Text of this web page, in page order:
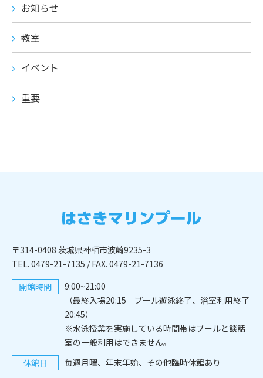
お知らせ
教室
イベント
重要
〒314-0408 茨城県神栖市波崎9235-3
TEL. 0479-21-7135 / FAX. 0479-21-7136
開館時間
9:00~21:00
（最終入場20:15 プール遊泳終了、浴室利用終了
20:45）
※水泳授業を実施している時間帯はプールと談話
室の一般利用はできません。
休館日
毎週月曜、年末年始、その他臨時休館あり